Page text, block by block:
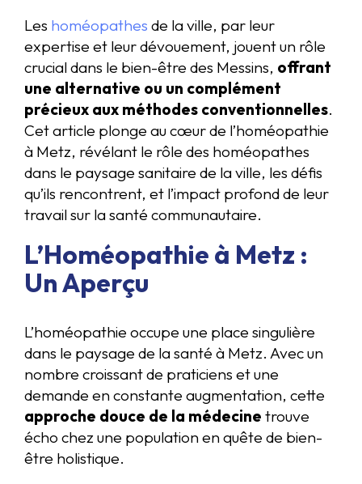
Les homéopathes de la ville, par leur
expertise et leur dévouement, jouent un rôle
crucial dans le bien-être des Messins, offrant
une alternative ou un complément
précieux aux méthodes conventionnelles.
Cet article plonge au cœur de l’homéopathie
à Metz, révélant le rôle des homéopathes
dans le paysage sanitaire de la ville, les défis
qu’ils rencontrent, et l’impact profond de leur
travail sur la santé communautaire.
L’Homéopathie à Metz :
Un Aperçu
L’homéopathie occupe une place singulière
dans le paysage de la santé à Metz. Avec un
nombre croissant de praticiens et une
demande en constante augmentation, cette
approche douce de la médecine trouve
écho chez une population en quête de bien-
être holistique.